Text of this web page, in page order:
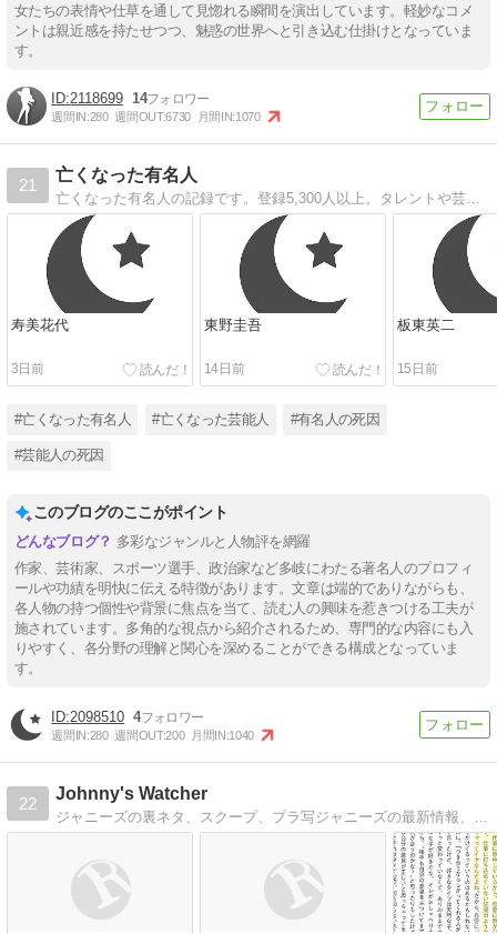
女たちの表情や仕草を通して見惚れる瞬間を演出しています。軽妙なコメ
ントは親近感を持たせつつ、魅惑の世界へと引き込む仕掛けとなっていま
す。
2118699 14
週間IN:280 週間OUT:6730 月間IN:1070
21
亡くなった有名人
亡くなった有名人の記録です。登録5,300人以上。タレントや芸能人、その他各界で亡くなった有名人の職業や死因、年齢などの情報を掲載しています。年月や名前（50音）を選択して検索できます。任意のキーワードで探すことも可能です。
寿美花代
3日前
東野圭吾
14日前
板東英二
15日前
#亡くなった有名人 #亡くなった芸能人 #有名人の死因
#芸能人の死因
このブログのここがポイント
多彩なジャンルと人物評を網羅
作家、芸術家、スポーツ選手、政治家など多岐にわたる著名人のプロフィ
ールや功績を明快に伝える特徴があります。文章は端的でありながらも、
各人物の持つ個性や背景に焦点を当て、読む人の興味を惹きつける工夫が
施されています。多角的な視点から紹介されるため、専門的な内容にも入
りやすく、各分野の理解と関心を深めることができる構成となっていま
す。
2098510 4
週間IN:280 週間OUT:200 月間IN:1040
22
Johnny's Watcher
ジャニーズの裏ネタ、スクープ、プラ写ジャニーズの最新情報、裏ネタ、スクープ、画像やプラ写をとことん追っかけてます！